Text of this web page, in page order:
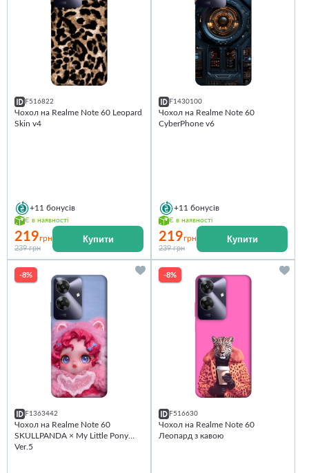
F516822
Чохол на Realme Note 60 Leopard
Skin v4
+11 бонусів
Є в наявності
219грн
239 грн
Купити
F1430100
Чохол на Realme Note 60
CyberPhone v6
+11 бонусів
Є в наявності
219грн
239 грн
Купити
-8%
F1363442
Чохол на Realme Note 60
SKULLPANDA × My Little Pony
Ver.5
-8%
F516630
Чохол на Realme Note 60
Леопард з кавою